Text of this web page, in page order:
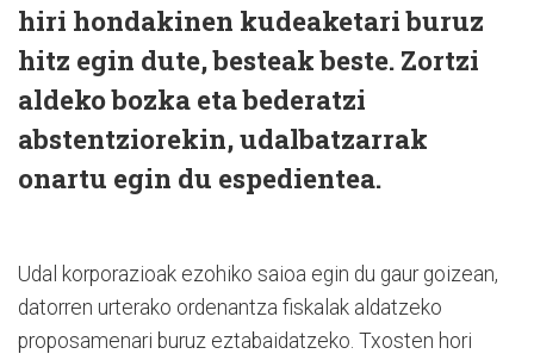
hiri hondakinen kudeaketari buruz
hitz egin dute, besteak beste. Zortzi
aldeko bozka eta bederatzi
abstentziorekin, udalbatzarrak
onartu egin du espedientea.
Udal korporazioak ezohiko saioa egin du gaur goizean,
datorren urterako ordenantza fiskalak aldatzeko
proposamenari buruz eztabaidatzeko. Txosten hori